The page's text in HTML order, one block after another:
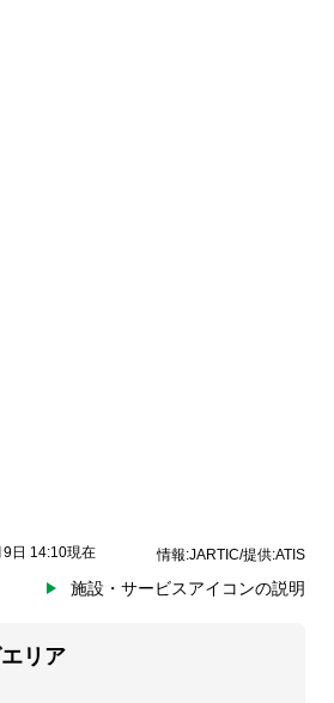
9日 14:10現在 情報:JARTIC/提供:ATIS
施設・サービスアイコンの説明
リア